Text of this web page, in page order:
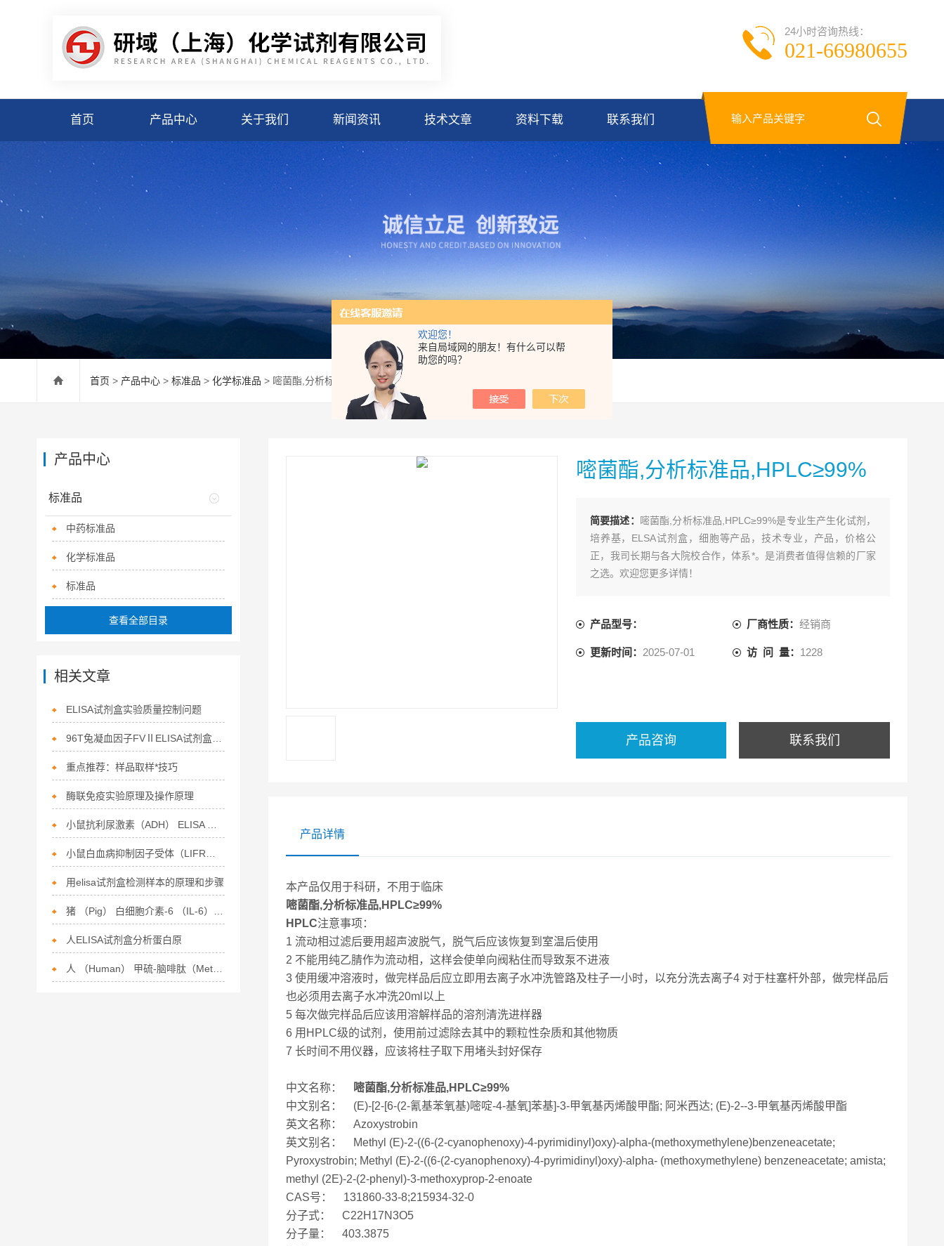
欢迎您！
来自局域网的朋友！有什么可以帮
助您的吗？
24小时咨询热线：
021-66980655
首页 产品中心 关于我们 新闻资讯 技术文章 资料下载 联系我们
首页 > 产品中心 > 标准品 > 化学标准品 > 嘧菌酯,分析标准品,HPLC≥99%
嘧菌酯,分析标准品,HPLC≥99%
简要描述：
嘧菌酯,分析标准品,HPLC≥99%是专业生产生化试剂，
培养基，ELSA试剂盒，细胞等产品，技术专业，产品，价格公
正，我司长期与各大院校合作，体系*。是消费者值得信赖的厂家
之选。欢迎您更多详情！
产品型号： 厂商性质：经销商
更新时间： 2025-07-01 访 问 量： 1228
产品咨询 联系我们
产品详情
本产品仅用于科研，不用于临床
嘧菌酯,分析标准品,HPLC≥99%
HPLC注意事项：
1 流动相过滤后要用超声波脱气，脱气后应该恢复到室温后使用
2 不能用纯乙腈作为流动相，这样会使单向阀粘住而导致泵不进液
3 使用缓冲溶液时，做完样品后应立即用去离子水冲洗管路及柱子一小时，以充分洗去离子4 对于柱塞杆外部，做完样品后
也必须用去离子水冲洗20ml以上
5 每次做完样品后应该用溶解样品的溶剂清洗进样器
6 用HPLC级的试剂，使用前过滤除去其中的颗粒性杂质和其他物质
7 长时间不用仪器，应该将柱子取下用堵头封好保存
中文名称：
嘧菌酯,分析标准品,HPLC≥99%
中文别名： (E)-[2-[6-(2-氰基苯氧基)嘧啶-4-基氧]苯基]-3-甲氧基丙烯酸甲酯; 阿米西达; (E)-2--3-甲氧基丙烯酸甲酯
英文名称： Azoxystrobin
英文别名： Methyl (E)-2-((6-(2-cyanophenoxy)-4-pyrimidinyl)oxy)-alpha-(methoxymethylene)benzeneacetate;
Pyroxystrobin; Methyl (E)-2-((6-(2-cyanophenoxy)-4-pyrimidinyl)oxy)-alpha- (methoxymethylene) benzeneacetate; amista;
methyl (2E)-2-(2-phenyl)-3-methoxyprop-2-enoate
CAS号： 131860-33-8;215934-32-0
分子式： C22H17N3O5
分子量： 403.3875
产品中心
标准品
中药标准品
化学标准品
标准品
查看全部目录
相关文章
ELISA试剂盒实验质量控制问题
96T兔凝血因子FVⅡELISA试剂盒云南，丽江
重点推荐：样品取样*技巧
酶联免疫实验原理及操作原理
用elisa试剂盒检测样本的原理和步骤
人ELISA试剂盒分析蛋白原
人 （Human） 甲硫-脑啡肽（Met-Enk） ELISA 检测试剂盒说明书